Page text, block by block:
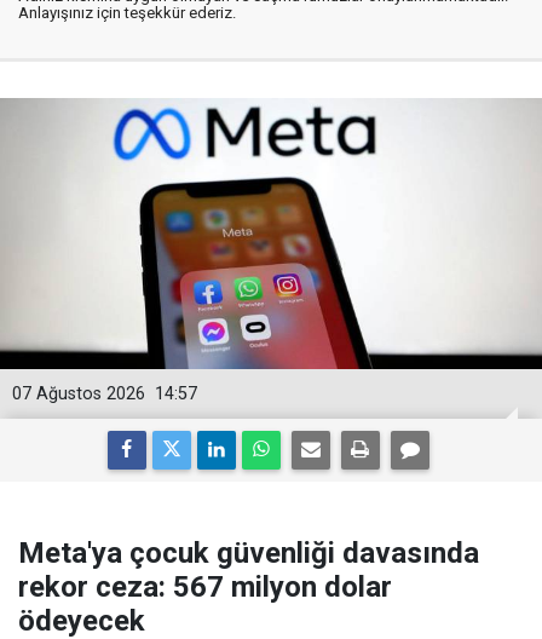
Anlayışınız için teşekkür ederiz.
14:57
07 Ağustos 2026
Meta'ya çocuk güvenliği davasında
rekor ceza: 567 milyon dolar
ödeyecek